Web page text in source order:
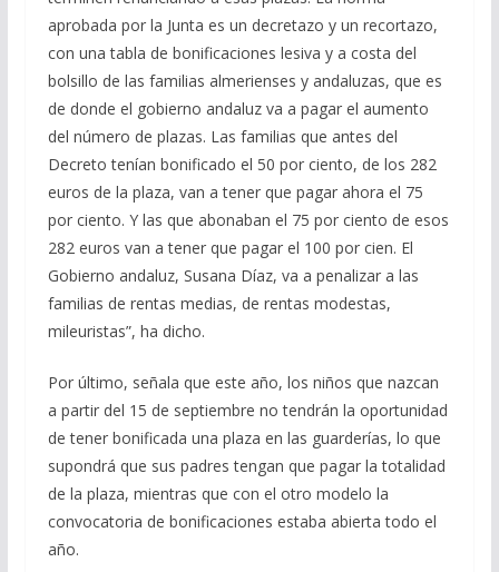
aprobada por la Junta es un decretazo y un recortazo,
con una tabla de bonificaciones lesiva y a costa del
bolsillo de las familias almerienses y andaluzas, que es
de donde el gobierno andaluz va a pagar el aumento
del número de plazas. Las familias que antes del
Decreto tenían bonificado el 50 por ciento, de los 282
euros de la plaza, van a tener que pagar ahora el 75
por ciento. Y las que abonaban el 75 por ciento de esos
282 euros van a tener que pagar el 100 por cien. El
Gobierno andaluz, Susana Díaz, va a penalizar a las
familias de rentas medias, de rentas modestas,
mileuristas”, ha dicho.
Por último, señala que este año, los niños que nazcan
a partir del 15 de septiembre no tendrán la oportunidad
de tener bonificada una plaza en las guarderías, lo que
supondrá que sus padres tengan que pagar la totalidad
de la plaza, mientras que con el otro modelo la
convocatoria de bonificaciones estaba abierta todo el
año.